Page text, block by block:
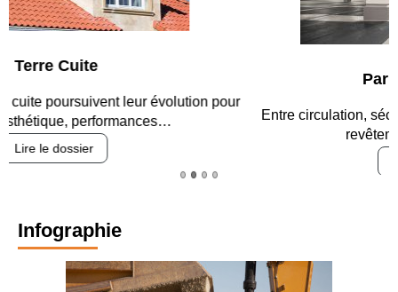
Entre circulation, sécurisation des accès, durabilité des
Infographie